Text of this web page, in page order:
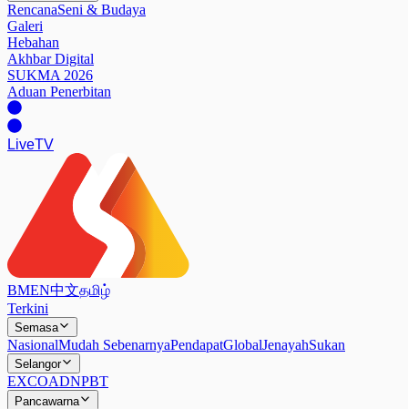
RencanaSeni & Budaya
Galeri
Hebahan
Akhbar Digital
SUKMA 2026
Aduan Penerbitan
LiveTV
BMEN中文தமிழ்
Terkini
Semasa
NasionalMudah SebenarnyaPendapatGlobalJenayahSukan
Selangor
EXCOADNPBT
Pancawarna